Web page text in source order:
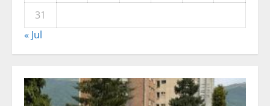
31
« Jul